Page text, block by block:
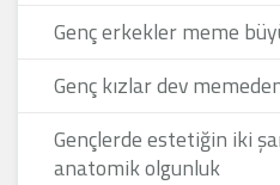
Genç erkekler meme
Genç kızlar dev
Gençlerde estetiğin iki
anatomik olgunluk